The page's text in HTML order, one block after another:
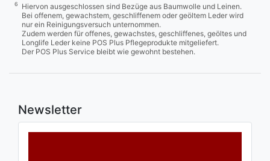
6
Hiervon ausgeschlossen sind Bezüge aus Baumwolle und Leinen.
Bei offenem, gewachstem, geschliffenem oder geöltem Leder wird
nur ein Reinigungsversuch unternommen.
Zudem werden für offenes, gewachstes, geschliffenes, geöltes und
Longlife Leder keine POS Plus Pflegeprodukte mitgeliefert.
Der POS Plus Service bleibt wie gewohnt bestehen.
Newsletter